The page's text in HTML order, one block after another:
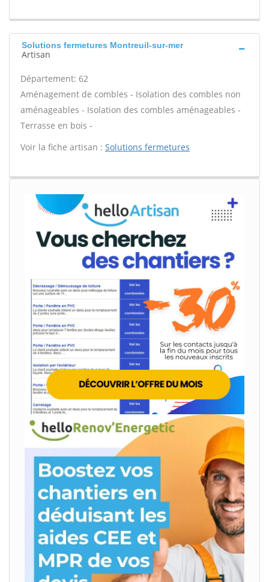
Solutions fermetures Montreuil-sur-mer
Artisan
Département: 62
Aménagement de combles - Isolation des combles non
aménageables - Isolation des combles aménageables -
Terrasse en bois -
Voir la fiche artisan : Solutions fermetures